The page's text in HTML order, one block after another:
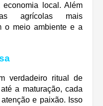
local. Além
agrícolas mais
o meio ambiente e a
verdadeiro ritual de
a maturação, cada
e paixão. Isso